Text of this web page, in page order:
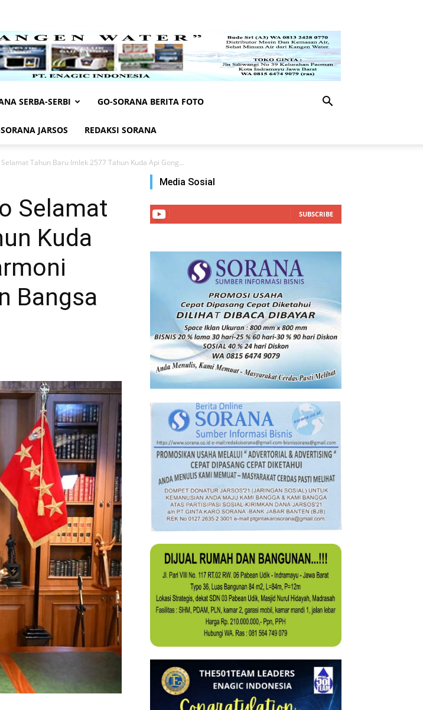
SERBA-SERBI GO-SORANA BERITA FOTO
JARSOS REDAKSI SORANA
Tahun Baru Imlek 2577 Tahun Kuda Api Gong...
Selamat
Kuda
Bangsa
Media Sosial
SUBSCRIBE